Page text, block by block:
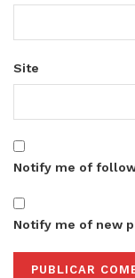
Site
Notify me of
Notify me of new